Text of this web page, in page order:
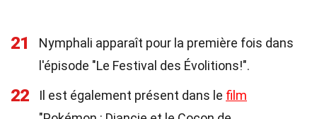
21
Nymphali apparaît pour la première fois dans
l'épisode "Le Festival des Évolitions!".
22 Il est également présent dans le film